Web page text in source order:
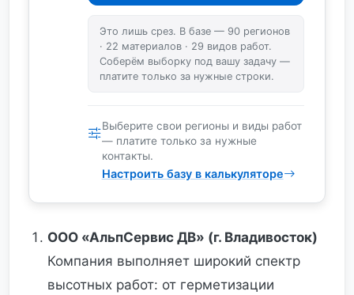
Это лишь срез. В базе — 90 регионов
· 22 материалов · 29 видов работ.
Соберём выборку под вашу задачу —
платите только за нужные строки.
Выберите свои регионы и виды работ
— платите только за нужные
контакты.
Настроить базу в калькуляторе
ООО «АльпСервис ДВ» (г. Владивосток)
Компания выполняет широкий спектр
высотных работ: от герметизации